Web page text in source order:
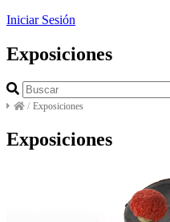
Iniciar Sesión
Exposiciones
/ Exposiciones
Exposiciones